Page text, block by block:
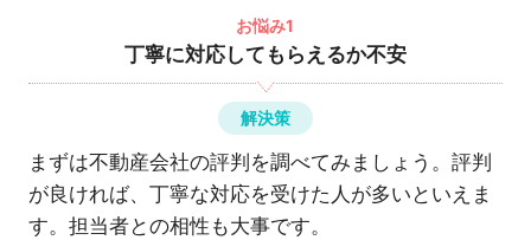
お悩み1
丁寧に対応してもらえるか不安
解決策
まずは不動産会社の評判を調べてみましょう。評判
が良ければ、丁寧な対応を受けた人が多いといえま
す。担当者との相性も大事です。